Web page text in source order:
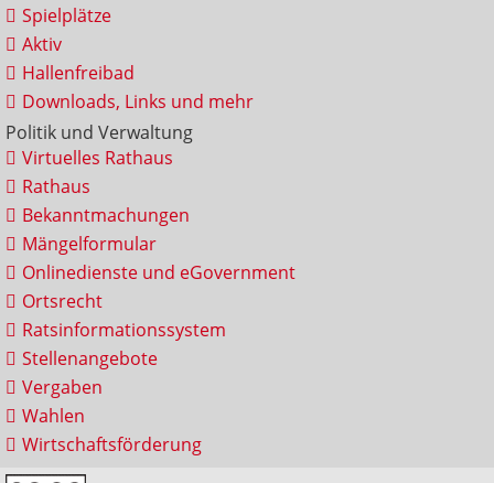
Spielplätze
Aktiv
Hallenfreibad
Downloads, Links und mehr
Politik und Verwaltung
Virtuelles Rathaus
Rathaus
Bekanntmachungen
Mängelformular
Onlinedienste und eGovernment
Ortsrecht
Ratsinformationssystem
Stellenangebote
Vergaben
Wahlen
Wirtschaftsförderung